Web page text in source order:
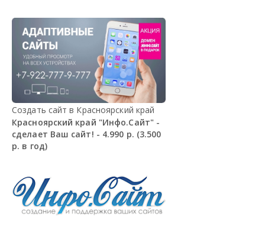
Создать сайт в Красноярский край
Красноярский край "Инфо.Сайт" -
сделает Ваш сайт! - 4.990 р. (3.500
р. в год)